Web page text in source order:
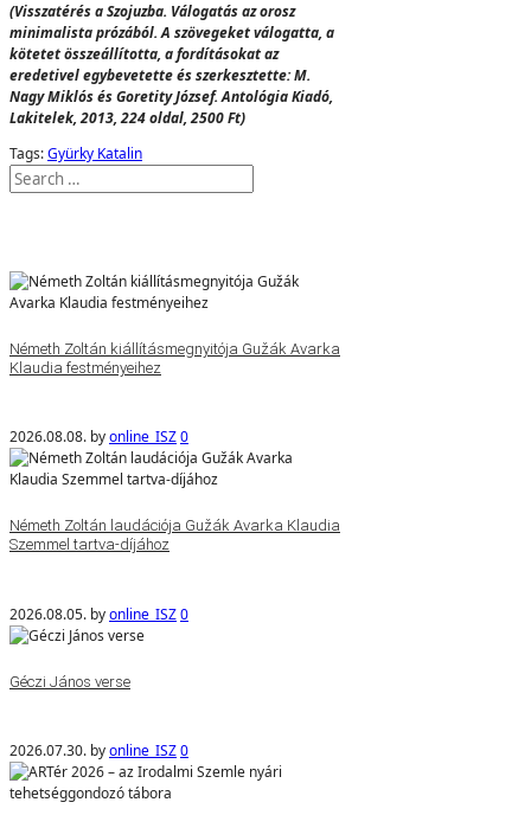
(Visszatérés a Szojuzba. Válogatás az orosz
minimalista prózából. A szövegeket válogatta, a
kötetet összeállította, a fordításokat az
eredetivel egybevetette és szerkesztette: M.
Nagy Miklós és Goretity József. Antológia Kiadó,
Lakitelek, 2013, 224 oldal, 2500 Ft)
Tags:Gyürky Katalin
Németh Zoltán kiállításmegnyitója Gužák Avarka
Klaudia festményeihez
2026.08.08. byonline_ISZ0
Németh Zoltán laudációja Gužák Avarka Klaudia
Szemmel tartva-díjához
2026.08.05. byonline_ISZ0
Géczi János verse
2026.07.30. byonline_ISZ0